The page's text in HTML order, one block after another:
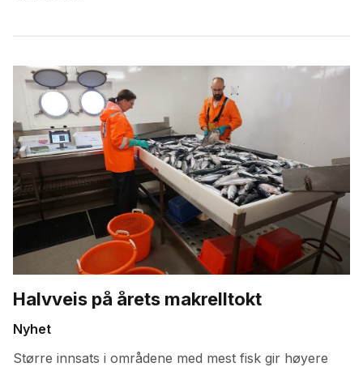
Halvveis på årets makrelltokt
Nyhet
Større innsats i områdene med mest fisk gir høyere